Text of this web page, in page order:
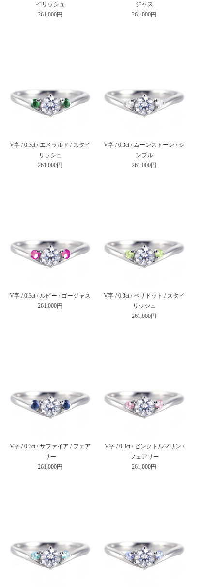
イリッシュ
261,000円
ジャス
261,000円
V字 / 0.3ct / エメラルド / スタイ
リッシュ
261,000円
V字 / 0.3ct / ムーンストーン / シ
ンプル
261,000円
V字 / 0.3ct / ルビー / ゴージャス
261,000円
V字 / 0.3ct / ペリドット / スタイ
リッシュ
261,000円
V字 / 0.3ct / サファイア / フェア
リー
261,000円
V字 / 0.3ct / ピンクトルマリン /
フェアリー
261,000円